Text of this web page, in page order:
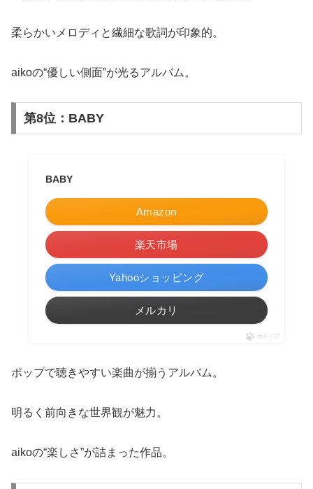
柔らかいメロディと繊細な歌詞が印象的。
aikoの“優しい側面”が光るアルバム。
第8位：BABY
BABY
Amazon
楽天市場
Yahooショッピング
メルカリ
ポチップ
ポップで聴きやすい楽曲が揃うアルバム。
明るく前向きな世界観が魅力。
aikoの“楽しさ”が詰まった作品。